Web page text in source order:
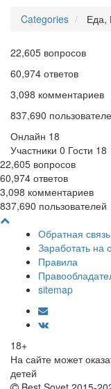
Categories
Еда,
22,605 вопросов
60,974 ответов
3,098 комментариев
837,690
Онлайн 18
Участники 0 Гости 18
22,605 вопросов
60,974 ответов
3,098 комментариев
837,690 пользователей
Обратная связь
Заработать на
Правила
sitemap
18+
На сайте может
детей